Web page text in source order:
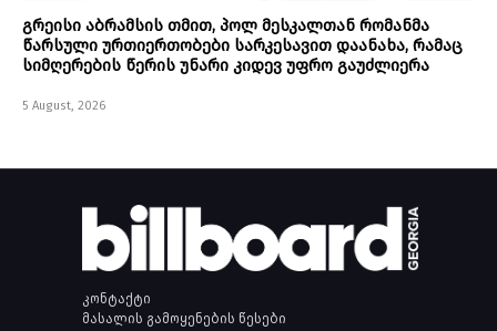
გრეისი აბრამსის თმით, პოლ მესკალთან რომანმა
წარსული ურთიერთობები სარკესავით დაანახა, რამაც
სიმღერების წერის უნარი კიდევ უფრო გაუძლიერა
5 August, 2026
კონტაქტი
მასალის გამოყენების წესები